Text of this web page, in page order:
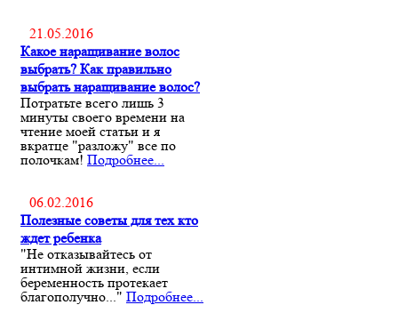
21.05.2016
Какое наращивание волос
выбрать? Как правильно
выбрать наращивание волос?
Потратьте всего лишь 3
минуты своего времени на
чтение моей статьи и я
вкратце "разложу" все по
полочкам! Подробнее...
06.02.2016
Полезные советы для тех кто
ждет ребенка
"Не отказывайтесь от
интимной жизни, если
беременность протекает
благополучно..." Подробнее...